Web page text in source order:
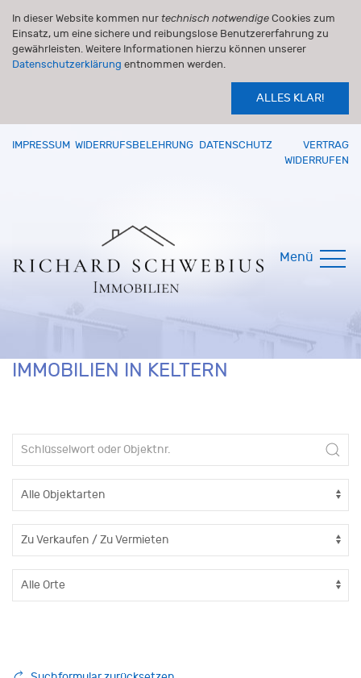
In dieser Website kommen nur technisch notwendige Cookies zum
Einsatz, um eine sichere und reibungslose Benutzererfahrung zu
gewährleisten. Weitere Informationen hierzu können unserer
Datenschutzerklärung entnommen werden.
ALLES KLAR!
IMPRESSUM WIDERRUFSBELEHRUNG DATENSCHUTZ
VERTRAG
WIDERRUFEN
Menü
IMMOBILIEN IN KELTERN